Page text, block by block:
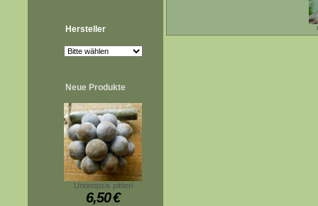
Hersteller
Neue Produkte
Unonopsis pittieri
6,50€